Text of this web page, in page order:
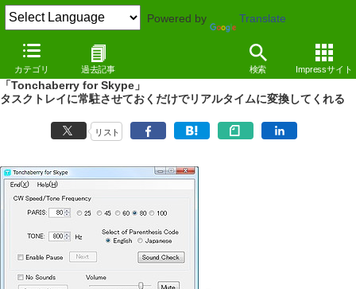
Powered by Translate
カテゴリ 過去記事 検索 Impressサイト
REVIEW
（10/04/08）
Skypeで受信したチャットをモールス信号に変換して再生
「Tonchaberry for Skype」
タスクトレイに常駐させておくだけでリアルタイムに変換してくれる
リスト